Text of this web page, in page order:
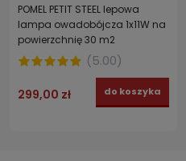
POMEL PETIT STEEL lepowa
lampa owadobójcza 1x11W na
powierzchnię 30 m2
(5.00)
299,00 zł do koszyka